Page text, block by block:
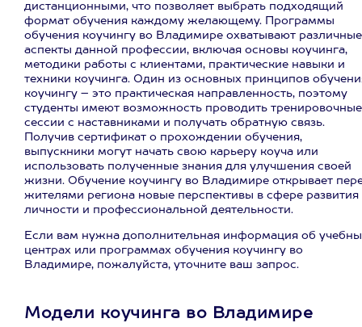
дистанционными, что позволяет выбрать подходящий
формат обучения каждому желающему. Программы
обучения коучингу во Владимире охватывают различные
аспекты данной профессии, включая основы коучинга,
методики работы с клиентами, практические навыки и
техники коучинга. Один из основных принципов
коучингу – это практическая направленность, поэтому
студенты имеют возможность проводить тренировочные
сессии с наставниками и получать обратную связь.
Получив сертификат о прохождении обучения,
выпускники могут начать свою карьеру коуча или
использовать полученные знания для улучшения своей
жизни. Обучение коучингу во Владимире открывает
жителями региона новые перспективы в сфере развития
личности и профессиональной деятельности.
Если вам нужна дополнительная информация об
центрах или программах обучения коучингу во
Владимире, пожалуйста, уточните ваш запрос.
Модели коучинга во Владимире